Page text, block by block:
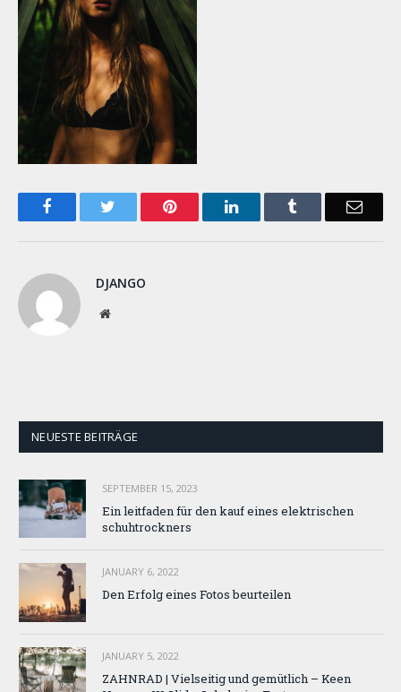
Facebook Pinterest LinkedIn Email
DJANGO
Website
NEUESTE BEITRÄGE
SEPTEMBER 15, 2023
Ein leitfaden für den kauf eines elektrischen
schuhtrockners
JANUARY 6, 2022
Den Erfolg eines Fotos beurteilen
JANUARY 5, 2022
ZAHNRAD ​​| Vielseitig und gemütlich – Keen